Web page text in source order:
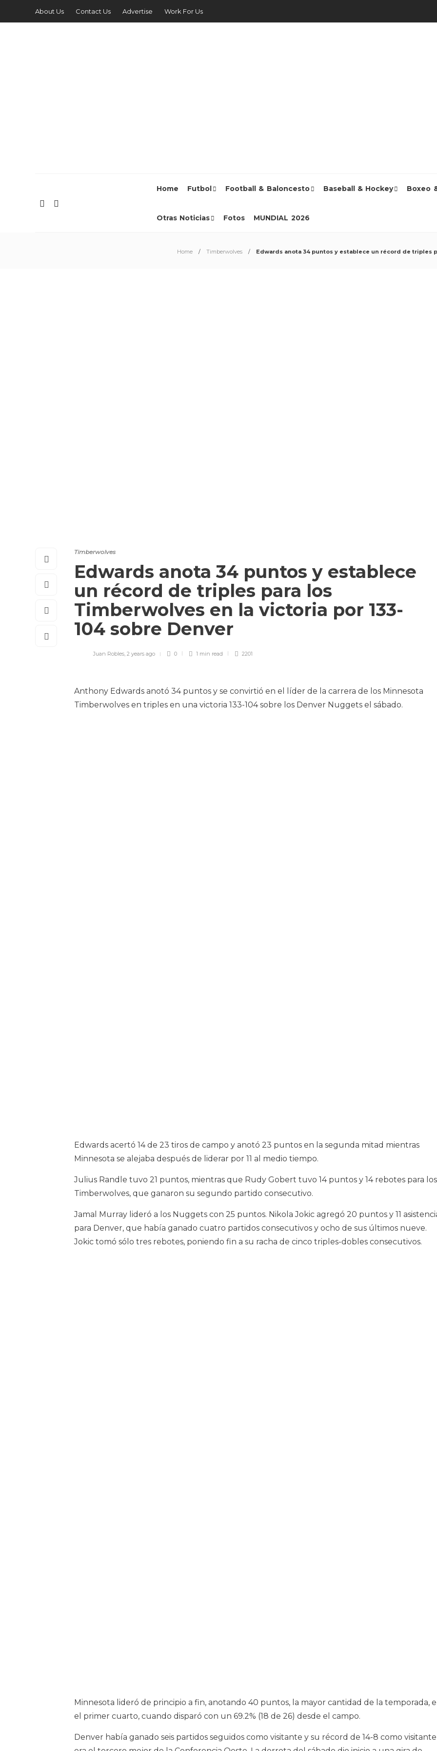
About Us Contact Us Advertise Work For Us
Home Futbol Football & Baloncesto Baseball & Hockey Boxeo
Otras Noticias Fotos MUNDIAL 2026
Home Timberwolves Edwards anota 34 puntos y establece un récord de triples
Timberwolves
Edwards anota 34 puntos y establece
un récord de triples para los
Timberwolves en la victoria por 133-
104 sobre Denver
Juan Robles, 2 years ago 0 1 min read 2201
Anthony Edwards anotó 34 puntos y se convirtió en el líder de la carrera de los Minnesota
Timberwolves en triples en una victoria 133-104 sobre los Denver Nuggets el sábado.
Edwards acertó 14 de 23 tiros de campo y anotó 23 puntos en la segunda mitad mientras
Minnesota se alejaba después de liderar por 11 al medio tiempo.
Julius Randle tuvo 21 puntos, mientras que Rudy Gobert tuvo 14 puntos y 14 rebotes para los
Timberwolves, que ganaron su segundo partido consecutivo.
Jamal Murray lideró a los Nuggets con 25 puntos. Nikola Jokic agregó 20 puntos y 11
para Denver, que había ganado cuatro partidos consecutivos y ocho de sus últimos nueve.
Jokic tomó sólo tres rebotes, poniendo fin a su racha de cinco triples-dobles consecutivos.
Minnesota lideró de principio a fin, anotando 40 puntos, la mayor cantidad de la temporada,
el primer cuarto, cuando disparó con un 69.2% (18 de 26) desde el campo.
Denver había ganado seis partidos seguidos como visitante y su récord de 14-8 como visitante